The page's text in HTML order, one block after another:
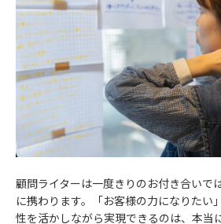
顧問ライターは一度きりのお付き合いで
に携わります。「お客様の力になりたい
性を活かしながら実現できるのは、本当